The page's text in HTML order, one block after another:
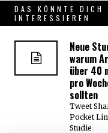
KONTAKT
Über uns, den
DAS KÖNNTE DICH
INTERESSIEREN
Neue
warum
über 40
pro
sollten
Tweet
Pocket
Studie